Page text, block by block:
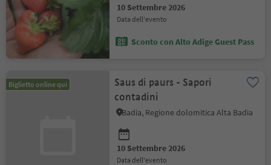
10 Settembre 2026
data dell'evento
Sconto con Alto Adige Guest Pass
Biglietto online qui
Saus di paurs - Sapori
contadini
Badia, Regione dolomitica Alta Badia
10 Settembre 2026
data dell'evento